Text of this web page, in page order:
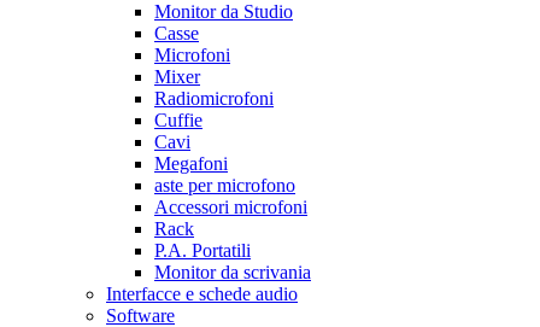
Monitor da Studio
Casse
Microfoni
Mixer
Radiomicrofoni
Cuffie
Cavi
Megafoni
aste per microfono
Accessori microfoni
Rack
P.A. Portatili
Monitor da scrivania
Interfacce e schede audio
Software